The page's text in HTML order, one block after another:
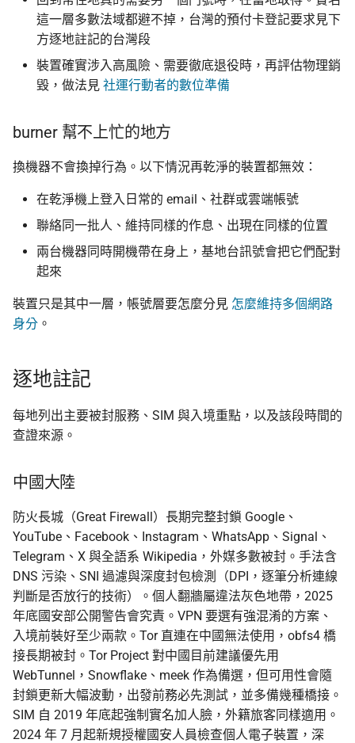
這一層多數法域都避不掉，台灣的預付卡登記要求見下
方逐地註記的台灣段
裝置確實涉入高風險、需要徹底退役時，再評估物理銷
毀，做法見 社運行動者的數位準備
burner 幫不上忙的地方
換機器不會換掉行為。以下情況再乾淨的裝置都無效：
在乾淨機上登入日常的 email、社群或雲端帳號
聯絡同一批人、維持同樣的作息、出現在同樣的位置
兩台機器同時開機帶在身上，基地台訊號會把它們配對
起來
裝置只是其中一層，帳號層要怎麼分見 怎麼維持多個網路
身分 。
逐地註記
每地列出主要被封服務、SIM 與入境重點，以及該段時間的
查證來源。
中國大陸
防火長城（Great Firewall）長期完整封鎖 Google、
YouTube、Facebook、Instagram、WhatsApp、Signal、
Telegram、X 與全語系 Wikipedia，外媒多數被封。手法含
DNS 污染、SNI 過濾與深度封包檢測（DPI，逐筆分析連線
判斷是否放行的技術）。個人翻牆屬違法灰色地帶，2025
年底國安部公開警告會究責。VPN 要選有強混淆的方案、
入境前裝好至少兩款。Tor 直連在中國無法使用，obfs4 橋
接長期被封。Tor Project 對中國目前建議優先用
WebTunnel，Snowflake、meek 作為備選，但可用性會隨
封鎖更新大幅波動，出發前務必先測試，並多備幾種橋接。
SIM 自 2019 年底起強制實名加人臉，外籍旅客同樣適用。
2024 年 7 月起新規授權國安人員檢查個人電子裝置，深